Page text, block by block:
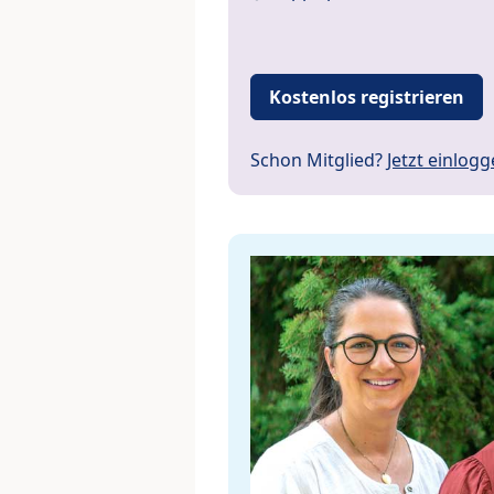
Kostenlos registrieren
Schon Mitglied? Jetzt